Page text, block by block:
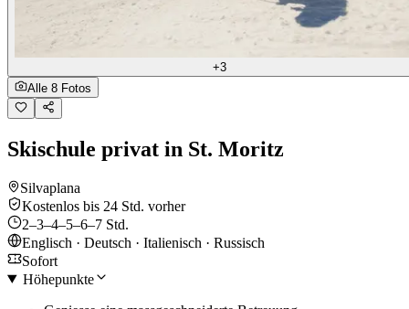
+3
Alle 8 Fotos
Skischule privat in St. Moritz
Silvaplana
Kostenlos bis 24 Std. vorher
2–3–4–5–6–7 Std.
Englisch · Deutsch · Italienisch · Russisch
Sofort
Höhepunkte